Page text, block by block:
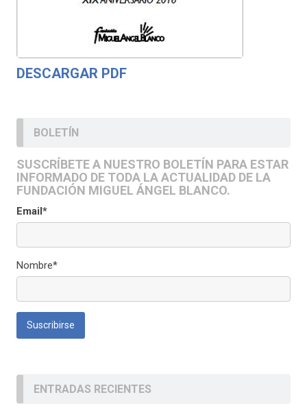
DESCARGAR PDF
BOLETÍN
SUSCRÍBETE A NUESTRO BOLETÍN PARA ESTAR
INFORMADO DE TODA LA ACTUALIDAD DE LA
FUNDACIÓN MIGUEL ÁNGEL BLANCO.
Email*
Nombre*
ENTRADAS RECIENTES